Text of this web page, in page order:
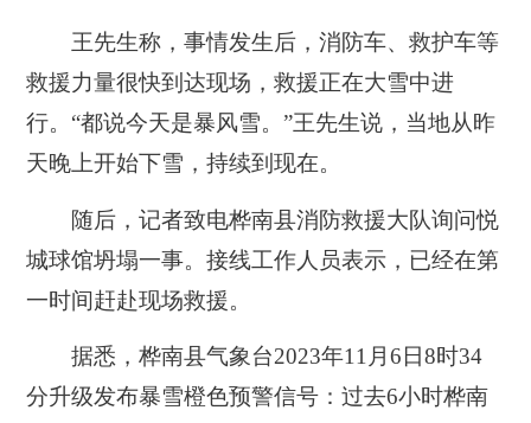
王先生称，事情发生后，消防车、救护车等
救援力量很快到达现场，救援正在大雪中进
行。“都说今天是暴风雪。”王先生说，当地从昨
天晚上开始下雪，持续到现在。
随后，记者致电桦南县消防救援大队询问悦
城球馆坍塌一事。接线工作人员表示，已经在第
一时间赶赴现场救援。
据悉，桦南县气象台2023年11月6日8时34
分升级发布暴雪橙色预警信号：过去6小时桦南